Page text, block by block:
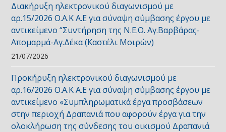
Διακήρυξη ηλεκτρονικού διαγωνισμού με
αρ.15/2026 Ο.Α.Κ Α.Ε για σύναψη σύμβασης έργου με
αντικείμενο “Συντήρηση της Ν.Ε.Ο. Αγ.Βαρβάρας-
Απομαρμά-Αγ.Δέκα (Καστέλι Μοιρών)
21/07/2026
Προκήρυξη ηλεκτρονικού διαγωνισμού με
αρ.16/2026 Ο.Α.Κ Α.Ε για σύναψη σύμβασης έργου με
αντικείμενο «Συμπληρωματικά έργα προσβάσεων
στην περιοχή Δραπανιά που αφορούν έργα για την
ολοκλήρωση της σύνδεσης του οικισμού Δραπανιά